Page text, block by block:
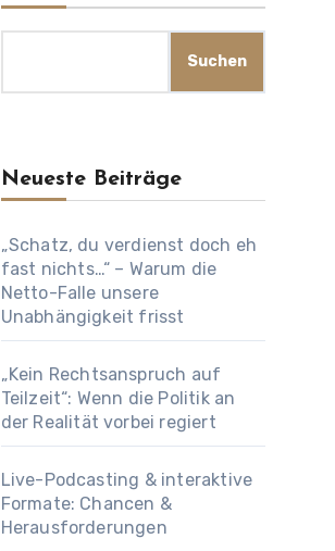
Suchen
Neueste Beiträge
„Schatz, du verdienst doch eh
fast nichts…“ – Warum die
Netto-Falle unsere
Unabhängigkeit frisst
„Kein Rechtsanspruch auf
Teilzeit“: Wenn die Politik an
der Realität vorbei regiert
Live-Podcasting & interaktive
Formate: Chancen &
Herausforderungen